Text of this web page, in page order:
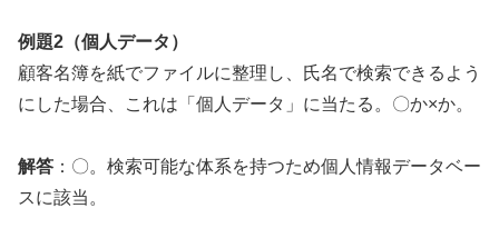
例題2（個人データ）
顧客名簿を紙でファイルに整理し、氏名で検索できるよう
にした場合、これは「個人データ」に当たる。〇か×か。
解答 ：〇。検索可能な体系を持つため個人情報データベー
スに該当。